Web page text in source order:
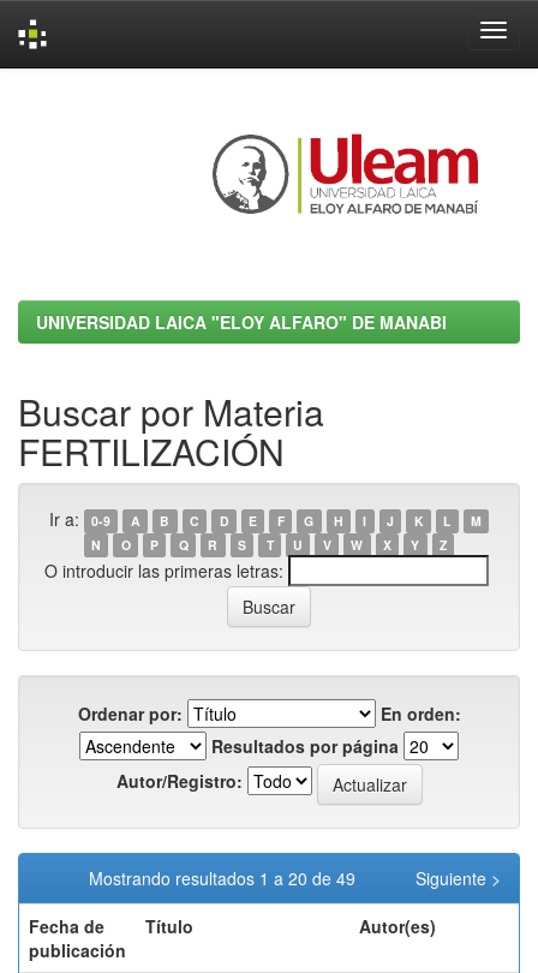
UNIVERSIDAD LAICA "ELOY ALFARO" DE MANABI
Buscar por Materia
FERTILIZACIÓN
Ir a: 0-9 A B C D E F G H I J K L
M
N
O P Q R S T U V W X Y Z
O introducir las primeras letras:
Ordenar por:
En orden:
Resultados por página
Autor/Registro:
Mostrando resultados 1 a 20 de 49
Siguiente >
Fecha de
publicación
Título Autor(es)